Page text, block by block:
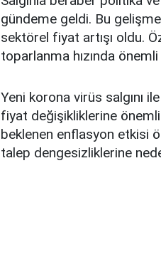
gündeme geldi. Bu
sektörel fiyat artışı oldu.
toparlanma hızında
Yeni korona virüs salgını
fiyat değişikliklerine
beklenen enflasyon etkisi
talep dengesizliklerine